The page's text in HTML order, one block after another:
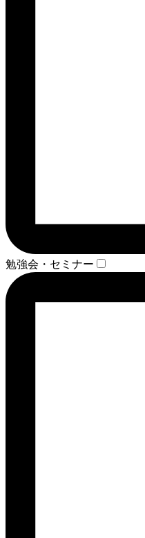
勉強会・セミナー